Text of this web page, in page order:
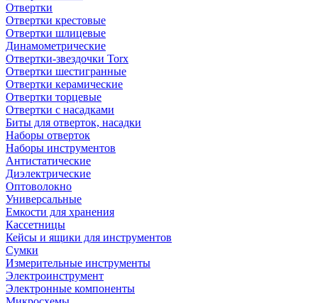
Отвертки
Отвертки крестовые
Отвертки шлицевые
Динамометрические
Отвертки-звездочки Torx
Отвертки шестигранные
Отвертки керамические
Отвертки торцевые
Отвертки с насадками
Биты для отверток, насадки
Наборы отверток
Наборы инструментов
Антистатические
Диэлектрические
Оптоволокно
Универсальные
Емкости для хранения
Кассетницы
Кейсы и ящики для инструментов
Сумки
Измерительные инструменты
Электроинструмент
Электронные компоненты